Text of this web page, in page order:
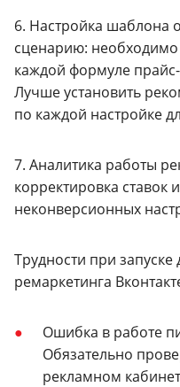
6. Настройка шаблона
сценарию:
каждой формуле
Лучше установить
по каждой настройке
7. Аналитика работы
корректировка ставок
неконверсионных
Трудности при
ремаркетинга
Ошибка в работе
Обязательно
рекламном